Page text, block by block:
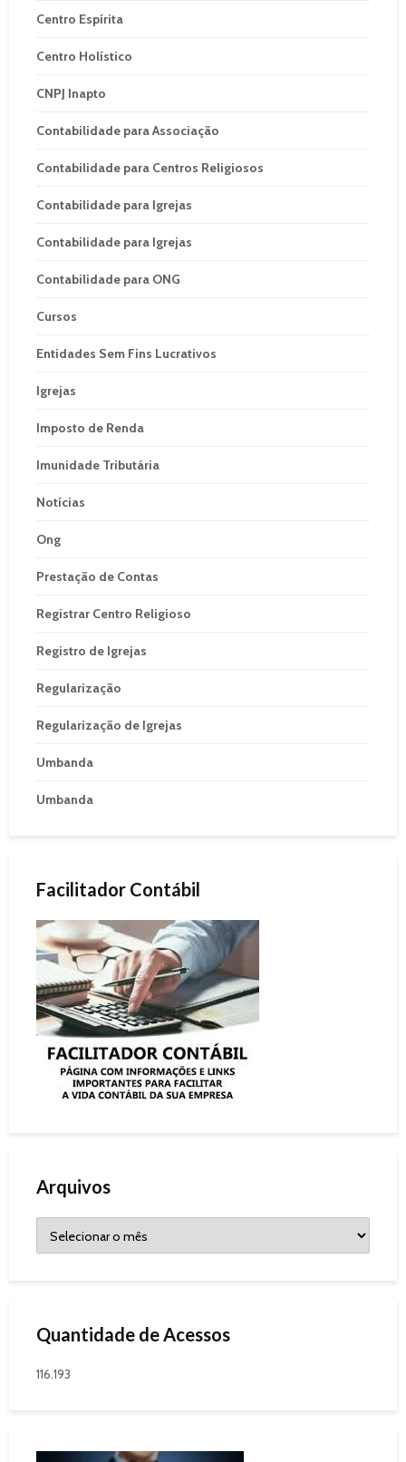
Centro Espírita
Centro Holístico
CNPJ Inapto
Contabilidade para Associação
Contabilidade para Centros Religiosos
Contabilidade para Igrejas
Contabilidade para Igrejas
Contabilidade para ONG
Cursos
Entidades Sem Fins Lucrativos
Igrejas
Imposto de Renda
Imunidade Tributária
Notícias
Ong
Prestação de Contas
Registrar Centro Religioso
Registro de Igrejas
Regularização
Regularização de Igrejas
Umbanda
Umbanda
Facilitador Contábil
Arquivos
Quantidade de Acessos
116.193